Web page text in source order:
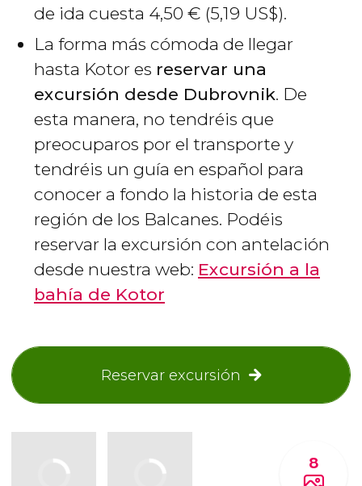
de ida cuesta 4,50 € (5,19 US$).
La forma más cómoda de llegar
hasta Kotor es reservar una
excursión desde Dubrovnik. De
esta manera, no tendréis que
preocuparos por el transporte y
tendréis un guía en español para
conocer a fondo la historia de esta
región de los Balcanes. Podéis
reservar la excursión con antelación
desde nuestra web: Excursión a la
bahía de Kotor
Reservar excursión
8